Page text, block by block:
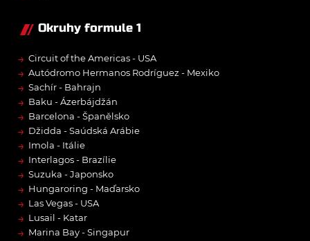
Okruhy formule 1
→ Circuit of the Americas - USA
→ Autódromo Hermanos Rodríguez - Mexiko
→ Sachír - Bahrajn
→ Baku - Ázerbájdžán
→ Barcelona - Španělsko
→ Džidda - Saúdská Arábie
→ Imola - Itálie
→ Interlagos - Brazílie
→ Suzuka - Japonsko
→ Hungaroring - Maďarsko
→ Las Vegas - USA
→ Lusail - Katar
→ Marina Bay - Singapur